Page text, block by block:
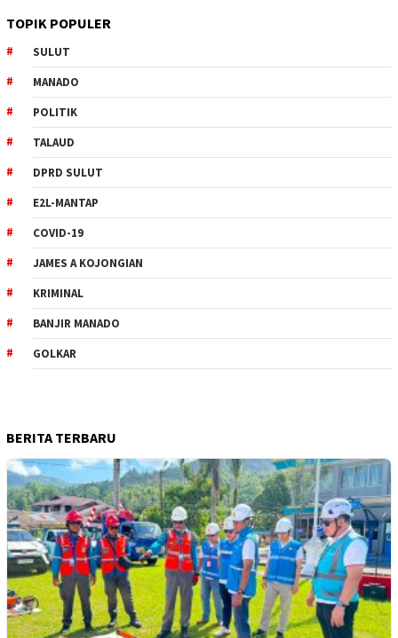
TOPIK POPULER
SULUT
MANADO
POLITIK
TALAUD
DPRD SULUT
E2L-MANTAP
COVID-19
JAMES A KOJONGIAN
KRIMINAL
BANJIR MANADO
GOLKAR
BERITA TERBARU